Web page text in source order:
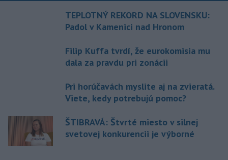
TEPLOTNÝ REKORD NA SLOVENSKU:
Padol v Kamenici nad Hronom
Filip Kuffa tvrdí, že eurokomisia mu
dala za pravdu pri zonácii
Pri horúčavách myslite aj na zvieratá.
Viete, kedy potrebujú pomoc?
ŠTIBRAVÁ: Štvrté miesto v silnej
svetovej konkurencii je výborné